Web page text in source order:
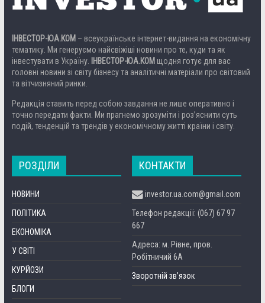
ІНВЕСТОР-ЮА.КОМ – всеукраїнське інтернет-видання на економічну
тематику. Ми генеруємо найсвіжіші новини про те, куди та як
інвестувати в Україну. ІНВЕСТОР-ЮА.КОМ щодня готує для вас
головні новини зі світу бізнесу та аналітичні матеріали про світовий
та вітчизняний ринки.
Редакція ставить перед собою завдання не лише оперативно і
точно передати факти. Ми прагнемо зрозуміти і роз’яснити суть
подій, тенденцій та трендів у економічному житті країни і світу.
РОЗДІЛИ
НОВИНИ
ПОЛІТИКА
ЕКОНОМІКА
У СВІТІ
КУРЙОЗИ
БЛОГИ
КОНТАКТИ
investor.ua.com@gmail.com
Телефон редакції: (067) 67 97
667
Адреса: м. Рівне, пров.
Робітничий 6А
Зворотній зв’язок